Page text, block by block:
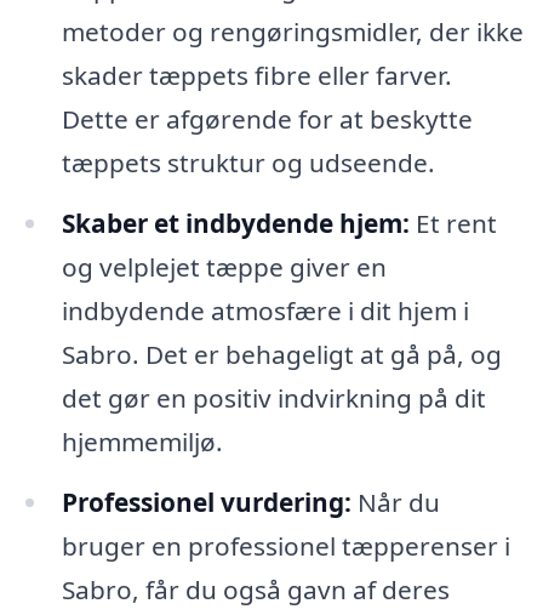
metoder og rengøringsmidler, der ikke
skader tæppets fibre eller farver.
Dette er afgørende for at beskytte
tæppets struktur og udseende.
Skaber et indbydende hjem: Et rent
og velplejet tæppe giver en
indbydende atmosfære i dit hjem i
Sabro. Det er behageligt at gå på, og
det gør en positiv indvirkning på dit
hjemmemiljø.
Professionel vurdering: Når du
bruger en professionel tæpperenser i
Sabro, får du også gavn af deres